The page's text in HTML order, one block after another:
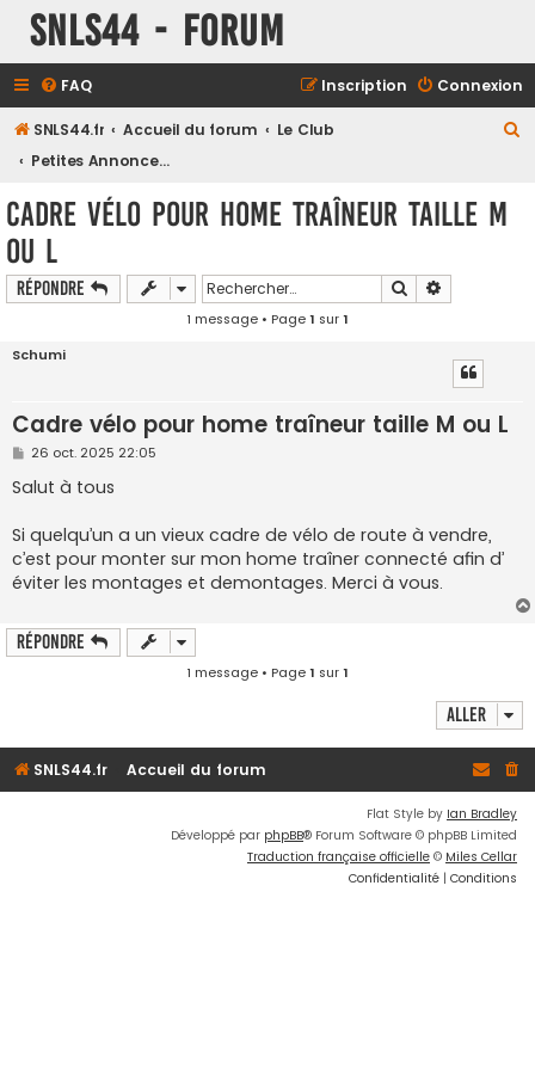
SNLS44 - Forum
FAQ Connexion
Inscription
SNLS44.fr Accueil du forum
Le Club
Petites Annonces / Bonnes Affaires
Cadre vélo pour home traîneur taille M
ou L
Répondre Rechercher
1 message • Page1 sur1
Schumi
Cadre vélo pour home traîneur taille M ou L
M
s
s
g
e
26 oct. 2025 22:05
Salut à tous
Si quelqu’un a un vieux cadre de vélo de route à vendre,
c’est pour monter sur mon home traîner connecté afin d’
éviter les montages et demontages. Merci à vous.
Répondre
1 message • Page1 sur1
Aller
SNLS44.fr Accueil du forum
Flat Style by Ian Bradley
Développé par phpBB® Forum Software © phpBB Limited
Traduction française officielle © Miles Cellar
Confidentialité | Conditions